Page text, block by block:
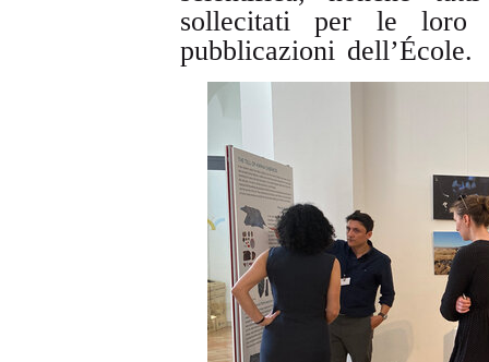
sollecitati per le loro
pubblicazioni dell’École.